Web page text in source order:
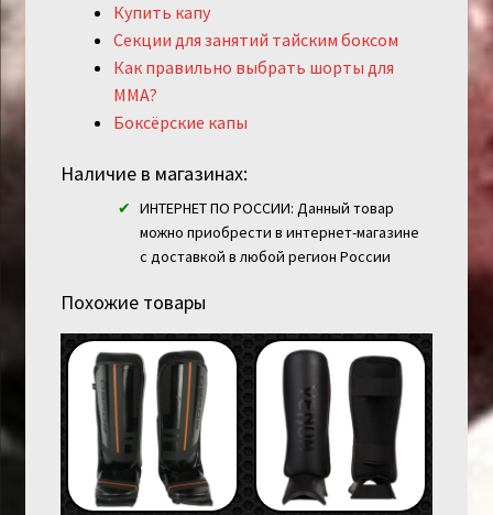
Купить капу
Секции для занятий тайским боксом
Как правильно выбрать шорты для
MMA?
Боксёрские капы
Наличие в магазинах:
ИНТЕРНЕТ ПО РОССИИ: Данный товар
можно приобрести в интернет-магазине
с доставкой в любой регион России
Похожие товары